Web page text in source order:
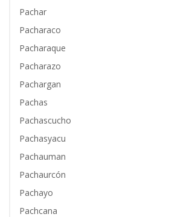
Pachar
Pacharaco
Pacharaque
Pacharazo
Pachargan
Pachas
Pachascucho
Pachasyacu
Pachauman
Pachaurcón
Pachayo
Pachcana